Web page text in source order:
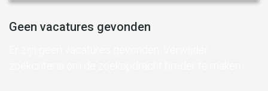
Geen vacatures gevonden